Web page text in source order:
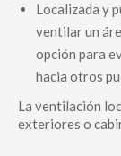
Localizada y
ventilar un
opción para
hacia otros
La ventilación
exteriores o